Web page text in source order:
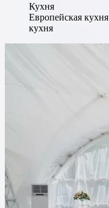
Кухня
Европейская кухня
кухня